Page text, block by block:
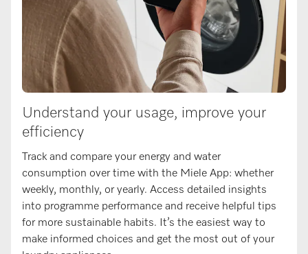
Understand your usage, improve your
efficiency
Track and compare your energy and water
consumption over time with the Miele App: whether
weekly, monthly, or yearly. Access detailed insights
into programme performance and receive helpful tips
for more sustainable habits. It’s the easiest way to
make informed choices and get the most out of your